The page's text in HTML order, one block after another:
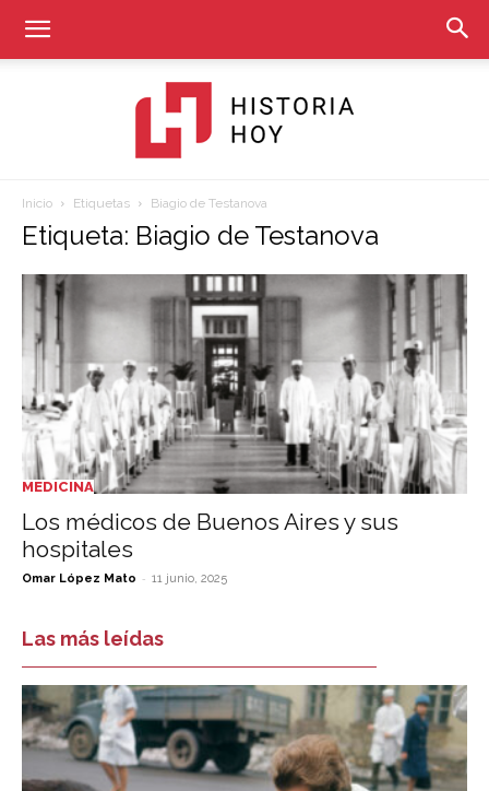
Historia
Hoy
Inicio Etiquetas Biagio de Testanova
Etiqueta: Biagio de Testanova
MEDICINA
Los médicos de Buenos Aires y sus
hospitales
Omar López Mato - 11 junio, 2025
Las más leídas